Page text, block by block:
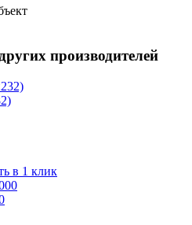
производителей
в 1 клик